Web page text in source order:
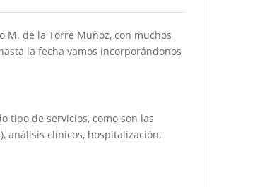
M. de la Torre Muñoz, con muchos
la fecha vamos incorporándonos
tipo de servicios, como son las
análisis clínicos, hospitalización,